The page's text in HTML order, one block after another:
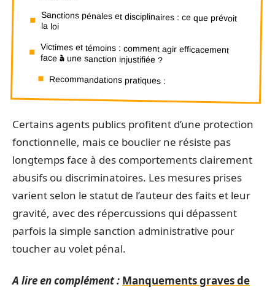
Sanctions pénales et disciplinaires : ce que prévoit
la loi
Victimes et témoins : comment agir efficacement
face à une sanction injustifiée ?
Recommandations pratiques :
Certains agents publics profitent d’une protection
fonctionnelle, mais ce bouclier ne résiste pas
longtemps face à des comportements clairement
abusifs ou discriminatoires. Les mesures prises
varient selon le statut de l’auteur des faits et leur
gravité, avec des répercussions qui dépassent
parfois la simple sanction administrative pour
toucher au volet pénal.
A lire en complément : Manquements graves de